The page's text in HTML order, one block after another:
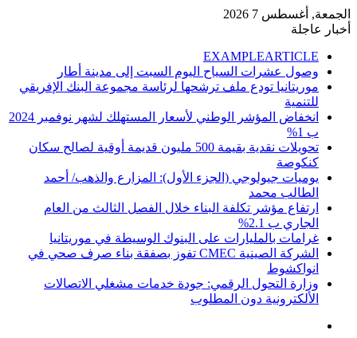
الجمعة, أغسطس 7 2026
أخبار عاجلة
EXAMPLEARTICLE
وصول عشرات السياح اليوم السبت إلى مدينة أطار
موريتانيا تودع ملف ترشحها لرئاسة مجموعة البنك الإفريقي
للتنمية
انخفاض المؤشر الوطني لأسعار المستهلك لشهر نوفمبر 2024
ب 1%
تحويلات نقدية بقيمة 500 مليون قديمة أوقية لصالح سكان
كنكوصة
يوميات جيولوجي (الجزء الأول): المزارع والذهب/ أحمد
الطالب محمد
ارتفاع مؤشر تكلفة البناء خلال الفصل الثالث من العام
الجاري ب 2.1%
غرامات بالمليارات على البنوك الوسيطة في موريتانيا
الشركة الصينية CMEC تفوز بصفقة بناء صرف صحي في
انواكشوط
وزارة التحول الرقمي: جودة خدمات مشغلي الاتصالات
الألكترونية دون المطلوب